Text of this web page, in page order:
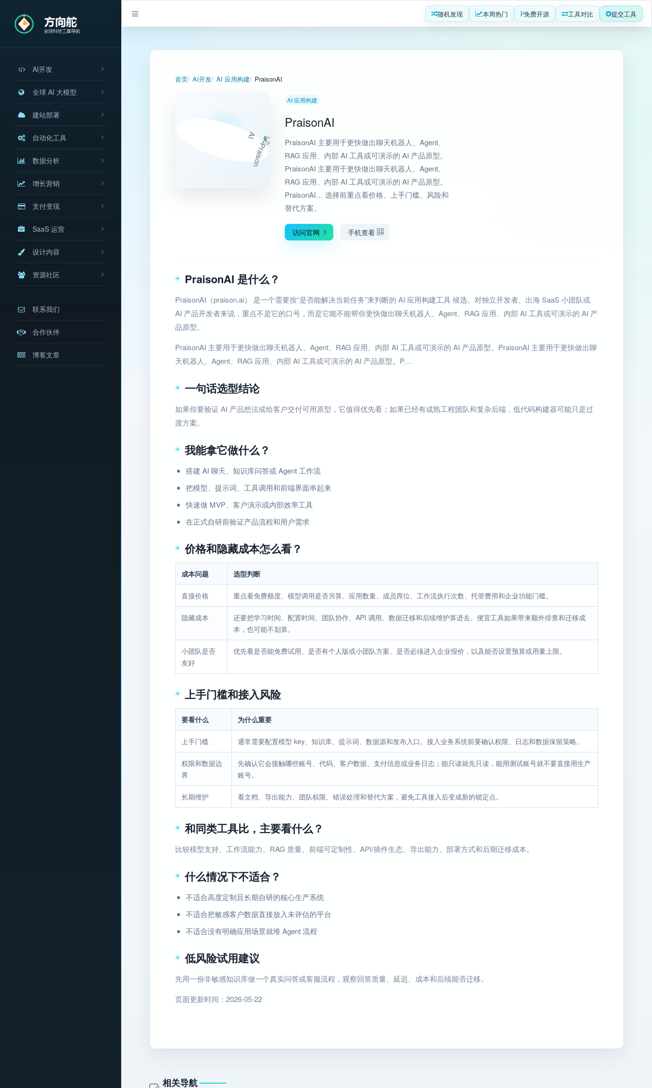
AI开发
全球 AI 大模型
建站部署
自动化工具
数据分析
增长营销
支付变现
SaaS 运营
设计内容
资源社区
联系我们
合作伙伴
博客文章
随机发现 本周热门 免费开源 工具对比 提交工具
首页 AI开发 AI 应用构建 PraisonAI
AI 应用构建
PraisonAI
PraisonAI 主要用于更快做出聊天机器人、Agent、
RAG 应用、内部 AI 工具或可演示的 AI 产品原型。
PraisonAI 主要用于更快做出聊天机器人、Agent、
RAG 应用、内部 AI 工具或可演示的 AI 产品原型。
PraisonAI… 选择前重点看价格、上手门槛、风险和
替代方案。
访问官网 手机查看
PraisonAI 是什么？
PraisonAI（praison.ai） 是一个需要按“是否能解决当前任务”来判断的 AI 应用构建工具 候选。对独立开发者、出海 SaaS 小团队或
AI 产品开发者来说，重点不是它的口号，而是它能不能帮你更快做出聊天机器人、Agent、RAG 应用、内部 AI 工具或可演示的 AI 产
品原型。
PraisonAI 主要用于更快做出聊天机器人、Agent、RAG 应用、内部 AI 工具或可演示的 AI 产品原型。PraisonAI 主要用于更快做出聊
天机器人、Agent、RAG 应用、内部 AI 工具或可演示的 AI 产品原型。P…
一句话选型结论
如果你要验证 AI 产品想法或给客户交付可用原型，它值得优先看；如果已经有成熟工程团队和复杂后端，低代码构建器可能只是过
渡方案。
我能拿它做什么？
搭建 AI 聊天、知识库问答或 Agent 工作流
把模型、提示词、工具调用和前端界面串起来
快速做 MVP、客户演示或内部效率工具
在正式自研前验证产品流程和用户需求
价格和隐藏成本怎么看？
成本问题 选型判断
直接价格 重点看免费额度、模型调用是否另算、应用数量、成员席位、工作流执行次数、托管费用和企业功能门槛。
隐藏成本
还要把学习时间、配置时间、团队协作、API 调用、数据迁移和后续维护算进去。便宜工具如果带来额外排查和迁移成
本，也可能不划算。
小团队是否
友好
优先看是否能免费试用、是否有个人版或小团队方案、是否必须进入企业报价，以及能否设置预算或用量上限。
上手门槛和接入风险
要看什么 为什么重要
上手门槛 通常需要配置模型 key、知识库、提示词、数据源和发布入口。接入业务系统前要确认权限、日志和数据保留策略。
权限和数据边
界
先确认它会接触哪些账号、代码、客户数据、支付信息或业务日志；能只读就先只读，能用测试账号就不要直接用生产
账号。
长期维护 看文档、导出能力、团队权限、错误处理和替代方案，避免工具接入后变成新的锁定点。
和同类工具比，主要看什么？
比较模型支持、工作流能力、RAG 质量、前端可定制性、API/插件生态、导出能力、部署方式和后期迁移成本。
什么情况下不适合？
不适合高度定制且长期自研的核心生产系统
不适合把敏感客户数据直接放入未评估的平台
不适合没有明确应用场景就堆 Agent 流程
低风险试用建议
先用一份非敏感知识库做一个真实问答或客服流程，观察回答质量、延迟、成本和后续能否迁移。
页面更新时间：2026-05-22
相关导航